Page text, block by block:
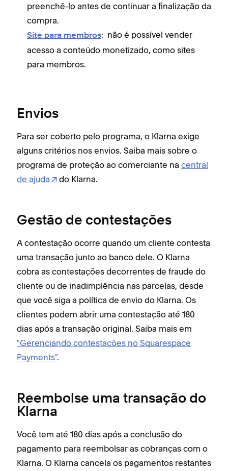
preenchê-lo antes de continuar a finalização da
compra.
Site para membros: não é possível vender
acesso a conteúdo monetizado, como sites
para membros.
Envios
Para ser coberto pelo programa, o Klarna exige
alguns critérios nos envios. Saiba mais sobre o
programa de proteção ao comerciante na central
de ajuda
do Klarna.
Gestão de contestações
A contestação ocorre quando um cliente contesta
uma transação junto ao banco dele. O Klarna
cobra as contestações decorrentes de fraude do
cliente ou de inadimplência nas parcelas, desde
que você siga a política de envio do Klarna. Os
clientes podem abrir uma contestação até 180
dias após a transação original. Saiba mais em
"Gerenciando contestações no Squarespace
Payments".
Reembolse uma transação do
Klarna
Você tem até 180 dias após a conclusão do
pagamento para reembolsar as cobranças com o
Klarna. O Klarna cancela os pagamentos restantes